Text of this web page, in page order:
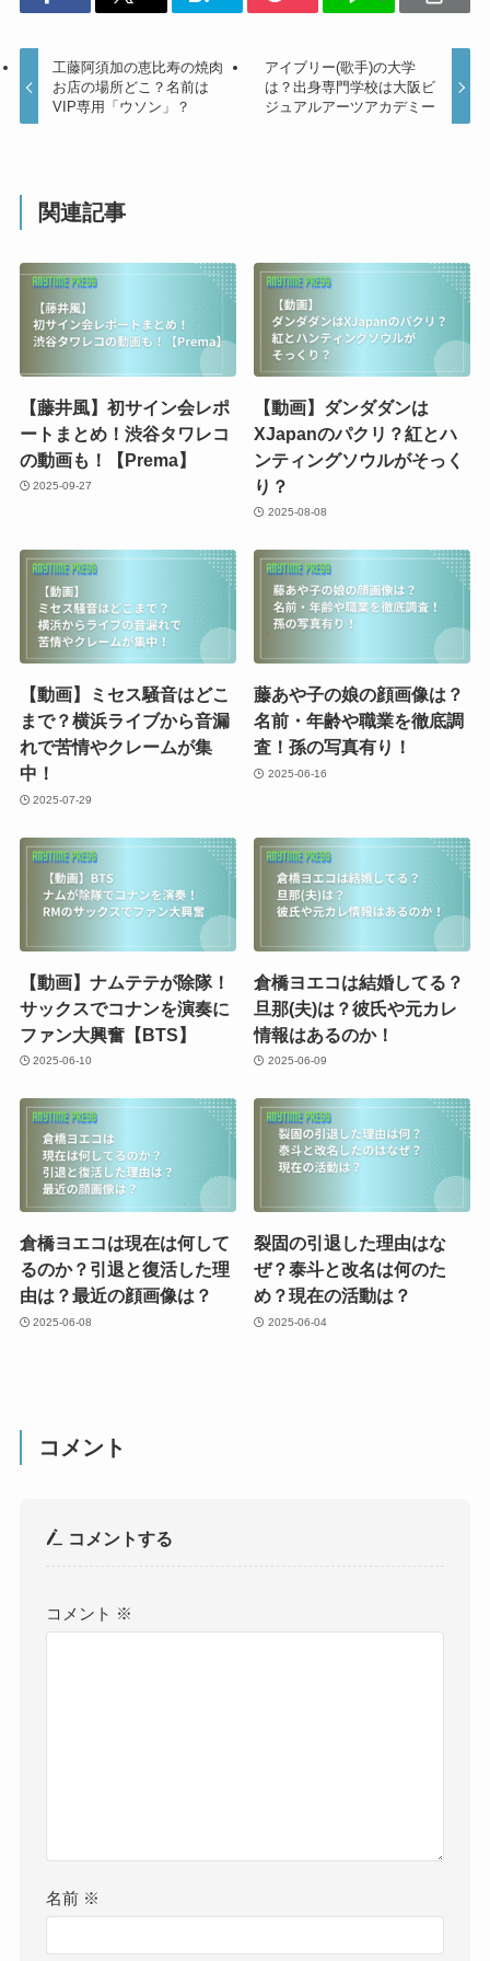
工藤阿須加の恵比寿の焼肉
お店の場所どこ？名前は
VIP専用「ウソン」？
アイブリー(歌手)の大学
は？出身専門学校は大阪ビ
ジュアルアーツアカデミー
関連記事
【藤井風】初サイン会レポ
ートまとめ！渋谷タワレコ
の動画も！【Prema】
2025-09-27
【動画】ダンダダンは
XJapanのパクリ？紅とハ
ンティングソウルがそっく
り？
2025-08-08
【動画】ミセス騒音はどこ
まで？横浜ライブから音漏
れで苦情やクレームが集
中！
2025-07-29
藤あや子の娘の顔画像は？
名前・年齢や職業を徹底調
査！孫の写真有り！
2025-06-16
【動画】ナムテテが除隊！
サックスでコナンを演奏に
ファン大興奮【BTS】
2025-06-10
倉橋ヨエコは結婚してる？
旦那(夫)は？彼氏や元カレ
情報はあるのか！
2025-06-09
倉橋ヨエコは現在は何して
るのか？引退と復活した理
由は？最近の顔画像は？
2025-06-08
裂固の引退した理由はな
ぜ？泰斗と改名は何のた
め？現在の活動は？
2025-06-04
コメント
コメントする
コメント ※
名前 ※